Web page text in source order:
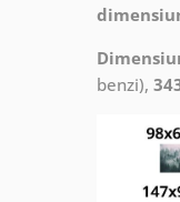
benzi),